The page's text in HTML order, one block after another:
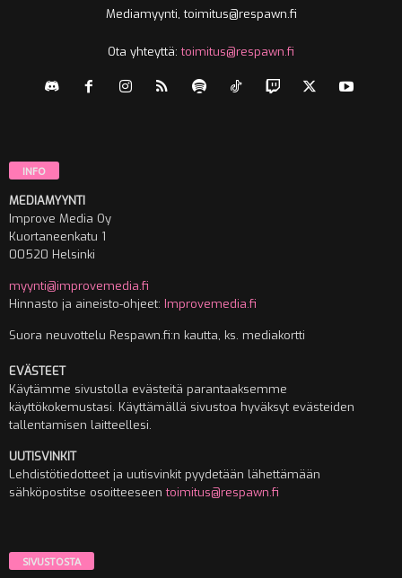
Mediamyynti, toimitus@respawn.fi
Ota yhteyttä:toimitus@respawn.fi
INFO
MEDIAMYYNTI
Improve Media Oy
Kuortaneenkatu 1
00520 Helsinki
myynti@improvemedia.fi
Hinnasto ja aineisto-ohjeet: Improvemedia.fi
Suora neuvottelu Respawn.fi:n kautta, ks. mediakortti
EVÄSTEET
Käytämme sivustolla evästeitä parantaaksemme
käyttökokemustasi. Käyttämällä sivustoa hyväksyt evästeiden
tallentamisen laitteellesi.
UUTISVINKIT
Lehdistötiedotteet ja uutisvinkit pyydetään lähettämään
sähköpostitse osoitteeseentoimitus@respawn.fi
SIVUSTOSTA